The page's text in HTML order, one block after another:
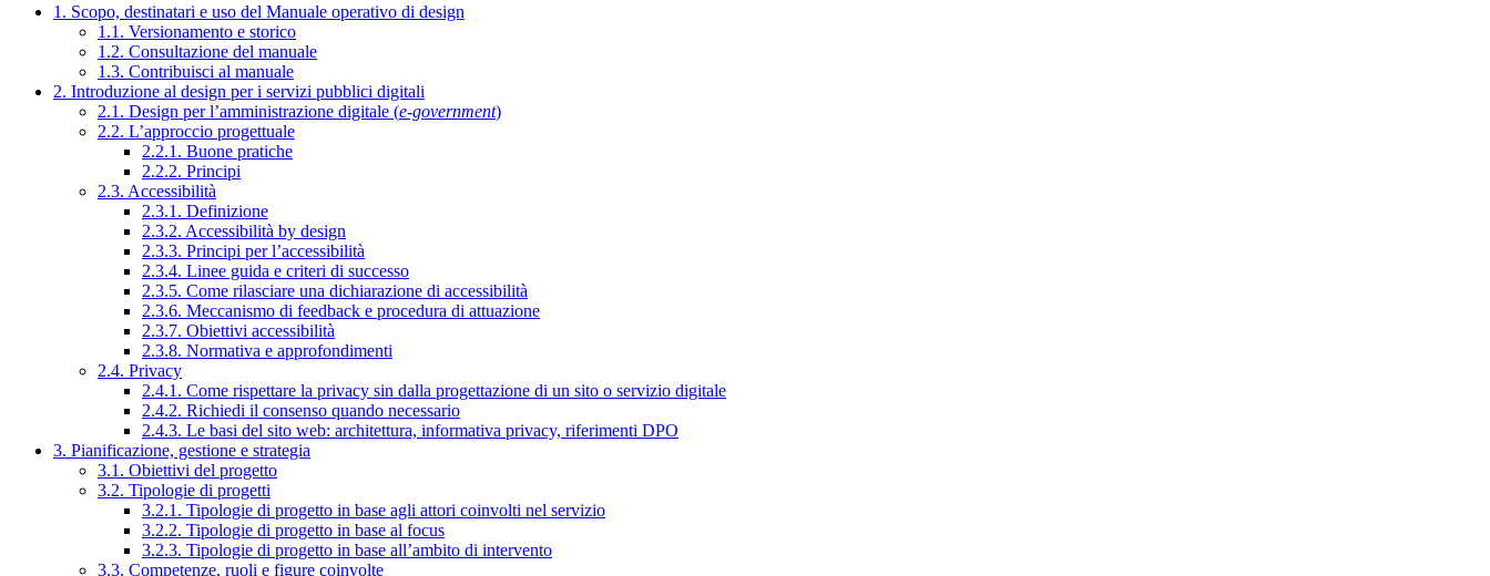
1. Scopo, destinatari e uso del Manuale operativo di design
1.1. Versionamento e storico
1.2. Consultazione del manuale
1.3. Contribuisci al manuale
2. Introduzione al design per i servizi pubblici digitali
2.1. Design per l’amministrazione digitale (e-government)
2.2. L’approccio progettuale
2.2.1. Buone pratiche
2.2.2. Principi
2.3. Accessibilità
2.3.1. Definizione
2.3.2. Accessibilità by design
2.3.3. Principi per l’accessibilità
2.3.4. Linee guida e criteri di successo
2.3.5. Come rilasciare una dichiarazione di accessibilità
2.3.6. Meccanismo di feedback e procedura di attuazione
2.3.7. Obiettivi accessibilità
2.3.8. Normativa e approfondimenti
2.4. Privacy
2.4.1. Come rispettare la privacy sin dalla progettazione di un sito o servizio digitale
2.4.2. Richiedi il consenso quando necessario
2.4.3. Le basi del sito web: architettura, informativa privacy, riferimenti DPO
3. Pianificazione, gestione e strategia
3.1. Obiettivi del progetto
3.2. Tipologie di progetti
3.2.1. Tipologie di progetto in base agli attori coinvolti nel servizio
3.2.2. Tipologie di progetto in base al focus
3.2.3. Tipologie di progetto in base all’ambito di intervento
3.3. Competenze, ruoli e figure coinvolte